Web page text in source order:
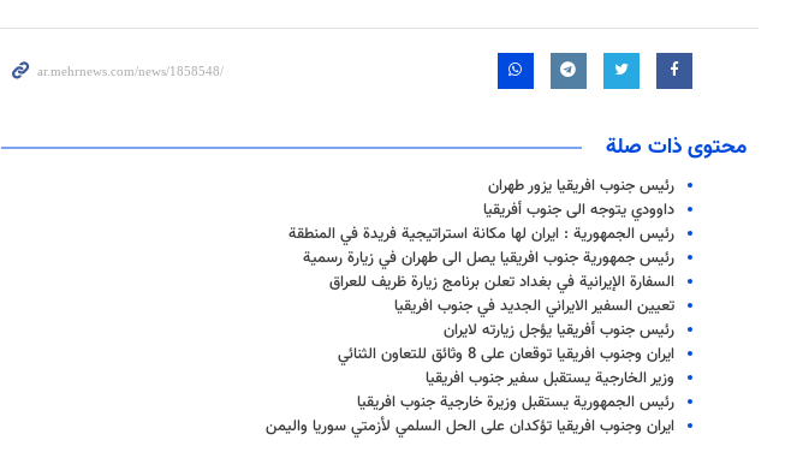
محتوى ذات صلة
رئيس جنوب افريقيا يزور طهران
داوودي يتوجه الى جنوب أفريقيا
رئيس الجمهورية : ايران لها مكانة استراتيجية فريدة في المنطقة
رئيس جمهورية جنوب افريقيا يصل الى طهران في زيارة رسمية
السفارة الإيرانية في بغداد تعلن برنامج زيارة ظريف للعراق
تعيين السفير الايراني الجديد في جنوب افريقيا
رئيس جنوب أفريقيا يؤجل زيارته لايران
ايران وجنوب افريقيا توقعان على 8 وثائق للتعاون الثنائي
وزير الخارجية يستقبل سفير جنوب افريقيا
رئيس الجمهورية يستقبل وزيرة خارجية جنوب افريقيا
ايران وجنوب افريقيا تؤكدان على الحل السلمي لأزمتي سوريا واليمن